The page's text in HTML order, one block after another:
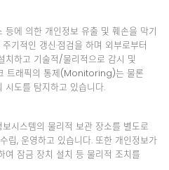
등에 의한 개인정보 유출 및 훼손을 막기
기적인 갱신·점검을 하며 외부로부터
치하고 기술적/물리적으로 감시 및
트래픽의 통제(Monitoring)는 물론
시도를 탐지하고 있습니다.
시스템의 물리적 보관 장소를 별도로
립, 운영하고 있습니다. 또한 개인정보가
여 잠금 장치 설치 등 물리적 조치를